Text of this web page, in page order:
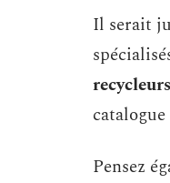
Il serait
Pensez